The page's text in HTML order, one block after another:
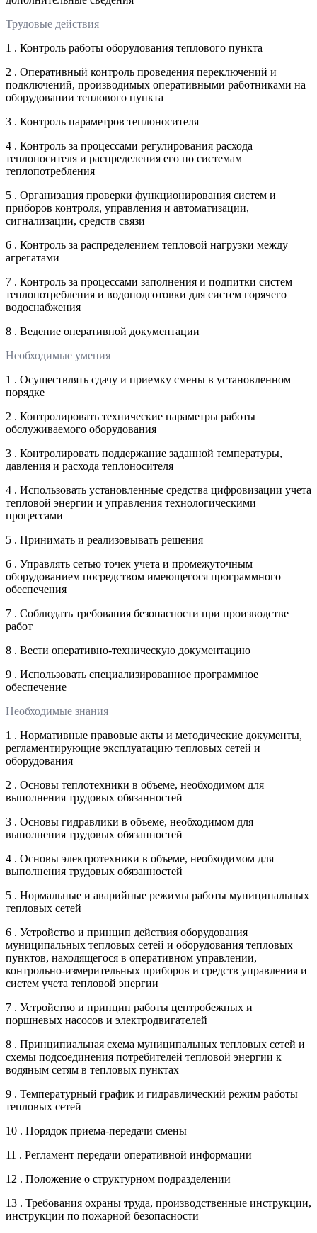
Трудовые действия
1 . Контроль работы оборудования теплового пункта
2 . Оперативный контроль проведения переключений и
подключений, производимых оперативными работниками на
оборудовании теплового пункта
3 . Контроль параметров теплоносителя
4 . Контроль за процессами регулирования расхода
теплоносителя и распределения его по системам
теплопотребления
5 . Организация проверки функционирования систем и
приборов контроля, управления и автоматизации,
сигнализации, средств связи
6 . Контроль за распределением тепловой нагрузки между
агрегатами
7 . Контроль за процессами заполнения и подпитки систем
теплопотребления и водоподготовки для систем горячего
водоснабжения
8 . Ведение оперативной документации
Необходимые умения
1 . Осуществлять сдачу и приемку смены в установленном
порядке
2 . Контролировать технические параметры работы
обслуживаемого оборудования
3 . Контролировать поддержание заданной температуры,
давления и расхода теплоносителя
4 . Использовать установленные средства цифровизации учета
тепловой энергии и управления технологическими
процессами
5 . Принимать и реализовывать решения
6 . Управлять сетью точек учета и промежуточным
оборудованием посредством имеющегося программного
обеспечения
7 . Соблюдать требования безопасности при производстве
работ
8 . Вести оперативно-техническую документацию
9 . Использовать специализированное программное
обеспечение
Необходимые знания
1 . Нормативные правовые акты и методические документы,
регламентирующие эксплуатацию тепловых сетей и
оборудования
2 . Основы теплотехники в объеме, необходимом для
выполнения трудовых обязанностей
3 . Основы гидравлики в объеме, необходимом для
выполнения трудовых обязанностей
4 . Основы электротехники в объеме, необходимом для
выполнения трудовых обязанностей
5 . Нормальные и аварийные режимы работы муниципальных
тепловых сетей
6 . Устройство и принцип действия оборудования
муниципальных тепловых сетей и оборудования тепловых
пунктов, находящегося в оперативном управлении,
контрольно-измерительных приборов и средств управления и
систем учета тепловой энергии
7 . Устройство и принцип работы центробежных и
поршневых насосов и электродвигателей
8 . Принципиальная схема муниципальных тепловых сетей и
схемы подсоединения потребителей тепловой энергии к
водяным сетям в тепловых пунктах
9 . Температурный график и гидравлический режим работы
тепловых сетей
10 . Порядок приема-передачи смены
11 . Регламент передачи оперативной информации
12 . Положение о структурном подразделении
13 . Требования охраны труда, производственные инструкции,
инструкции по пожарной безопасности